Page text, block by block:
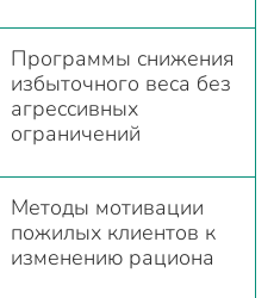
Программы снижения
избыточного веса без
агрессивных
ограничений
Методы мотивации
пожилых клиентов к
изменению рациона